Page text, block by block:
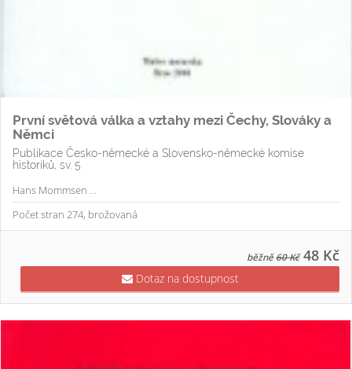
První světová válka a vztahy mezi Čechy, Slováky a
Němci
Publikace Česko-německé a Slovensko-německé komise
historiků, sv. 5
Hans Mommsen ...
Počet stran 274, brožovaná
běžně60 Kč 48 Kč
Dotaz na dostupnost